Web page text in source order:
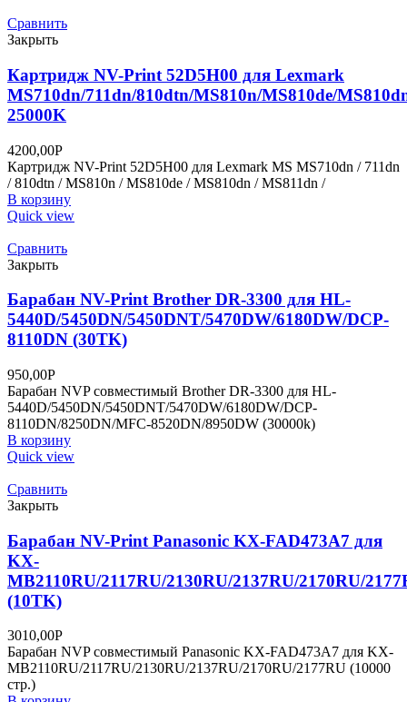
Сравнить
Закрыть
Картридж NV-Print 52D5H00 для Lexmark
MS710dn/711dn/810dtn/MS810n/MS810de/
25000K
4200,00Р
Картридж NV-Print 52D5H00 для Lexmark MS MS710dn / 711dn
/ 810dtn / MS810n / MS810de / MS810dn / MS811dn /
В корзину
Quick view
Сравнить
Закрыть
Барабан NV-Print Brother DR-3300 для HL-
5440D/5450DN/5450DNT/5470DW/6180DW/DCP-
8110DN (30TK)
950,00Р
Барабан NVP совместимый Brother DR-3300 для HL-
5440D/5450DN/5450DNT/5470DW/6180DW/DCP-
8110DN/8250DN/MFC-8520DN/8950DW (30000k)
В корзину
Quick view
Сравнить
Закрыть
Барабан NV-Print Panasonic KX-FAD473A7 для
KX-
MB2110RU/2117RU/2130RU/2137RU/2170RU/
(10TK)
3010,00Р
Барабан NVP совместимый Panasonic KX-FAD473A7 для KX-
MB2110RU/2117RU/2130RU/2137RU/2170RU/2177RU (10000
стр.)